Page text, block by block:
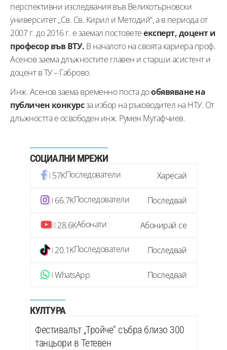
перспективни изследвания във Великотърновски
университет „Св. Св. Кирил и Методий“, а в периода от
2007 г. до 2016 г. е заемал постоветеексперт, доцент и
професор във ВТУ. В началото на своята кариера проф.
Асенов заема длъжностите главен и старши асистент и
доцент в ТУ – Габрово.
Инж. Асенов заема временно поста дообявяване на
публичен конкурсза избор на ръководител на НТУ. От
длъжността е освободен инж. Румен Мутафчиев.
СОЦИАЛНИ МРЕЖИ
57KПоследователи Харесай
66.7KПоследователи Последвай
28.6KАбонати Абонирай се
20.1KПоследователи Последвай
WhatsApp Последвай
КУЛТУРА
Фестивалът „Тройче“ събра близо 300
танцьори в Тетевен